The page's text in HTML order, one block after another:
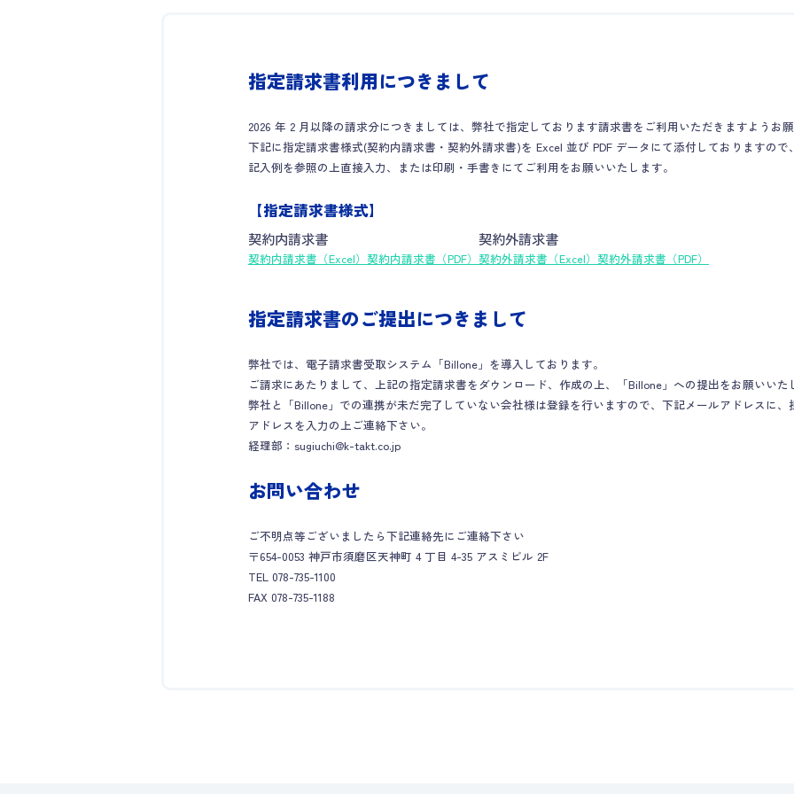
指定請求書利用につきまして
2026 年 2 月以降の請求分につきましては、弊社で指定しております請求書をご利用いただきますようお願
下記に指定請求書様式(契約内請求書・契約外請求書)を Excel 並び PDF データにて添付しておりますの
記入例を参照の上直接入力、または印刷・手書きにてご利用をお願いいたします。
【指定請求書様式】
契約内請求書
契約内請求書（Excel） 契約内請求書（PDF）
契約外請求書
契約外請求書（Excel） 契約外請求書（PDF）
指定請求書のご提出につきまして
弊社では、電子請求書受取システム「Billone」を導入しております。
ご請求にあたりまして、上記の指定請求書をダウンロード、作成の上、「Billone」への提出をお願いいた
弊社と「Billone」での連携が未だ完了していない会社様は登録を行いますので、下記メールアドレスに
アドレスを入力の上ご連絡下さい。
経理部：sugiuchi@k-takt.co.jp
お問い合わせ
ご不明点等ございましたら下記連絡先にご連絡下さい
〒654-0053 神戸市須磨区天神町 4 丁目 4-35 アスミビル 2F
TEL 078-735-1100
FAX 078-735-1188